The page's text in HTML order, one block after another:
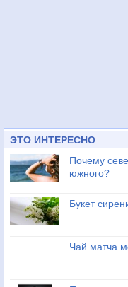
ЭТО ИНТЕРЕСНО
Почему
южного?
Букет
Чай матча